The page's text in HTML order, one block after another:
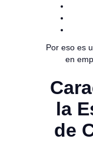
Por eso es
en
la
de